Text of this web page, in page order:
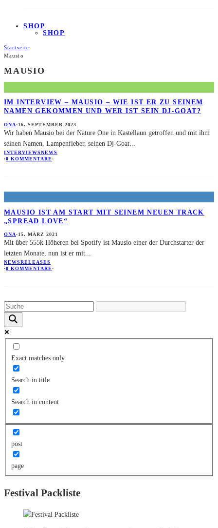
SHOP
SHOP
Startseite
Mausio
MAUSIO
IM INTERVIEW – MAUSIO – WIE IST ER ZU SEINEM
NAMEN GEKOMMEN UND WER IST SEIN DJ-GOAT?
ONA·16. SEPTEMBER 2023
Wir haben Mausio bei der Nature One in Kastellaun getroffen und mit ihm
seinen Namen, Lampenfieber, seinen Dj-Goat
INTERVIEWSNEWS
·0 KOMMENTARE·
MAUSIO IST AM START MIT SEINEM NEUEN TRACK
„SPREAD LOVE“
ONA·15. MÄRZ 2021
Mit über 555k Höheren bei Spotify ist Mausio einer der Durchstarter der
letzten Monate, nun ist er mit...
NEWSRELEASES
·0 KOMMENTARE·
Exact matches only
Search in title
Search in content
post
page
Festival Packliste